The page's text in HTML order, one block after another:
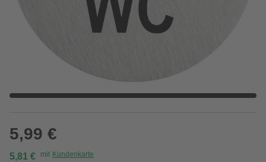
5,99 €
5,81 € mit Kundenkarte